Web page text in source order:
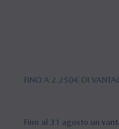
FINO A 2.250€ DI
Fino al 31 agosto un